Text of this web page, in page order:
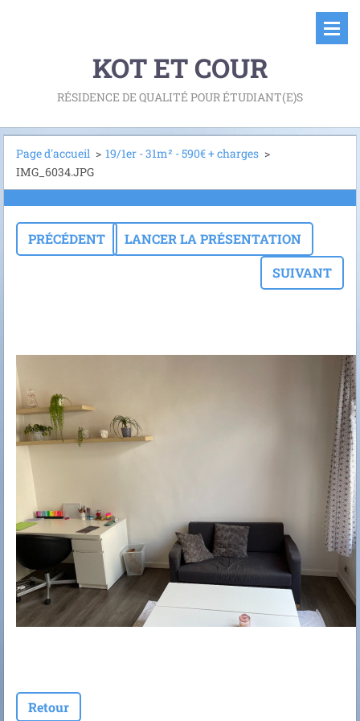
KOT ET COUR
RÉSIDENCE DE QUALITÉ POUR ÉTUDIANT(E)S
Page d'accueil > 19/1er - 31m² - 590€ + charges >
IMG_6034.JPG
PRÉCÉDENT
LANCER LA PRÉSENTATION
SUIVANT
Retour